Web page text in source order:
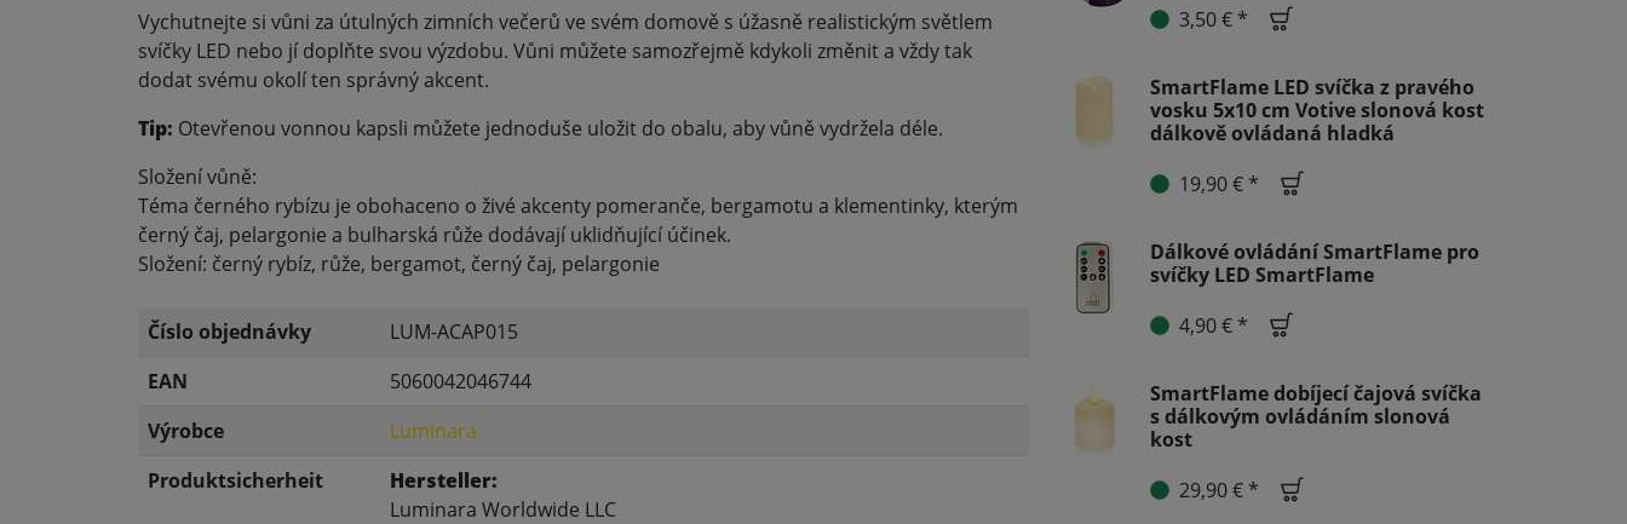
Vychutnejte si vůni za útulných zimních večerů ve svém domově s úžasně realistickým světlem
svíčky LED nebo jí doplňte svou výzdobu. Vůni můžete samozřejmě kdykoli změnit a vždy tak
dodat svému okolí ten správný akcent.
Tip: Otevřenou vonnou kapsli můžete jednoduše uložit do obalu, aby vůně vydržela déle.
Složení vůně:
Téma černého rybízu je obohaceno o živé akcenty pomeranče, bergamotu a klementinky, kterým
černý čaj, pelargonie a bulharská růže dodávají uklidňující účinek.
Složení: černý rybíz, růže, bergamot, černý čaj, pelargonie
Číslo objednávky
LUM-ACAP015
EAN
5060042046744
Výrobce
Luminara
Produktsicherheit
Hersteller:
Luminara Worldwide LLC
3,50 € *
SmartFlame LED svíčka z pravého
vosku 5x10 cm Votive slonová kost
dálkově ovládaná hladká
19,90 € *
Dálkové ovládání SmartFlame pro
svíčky LED SmartFlame
4,90 € *
SmartFlame dobíjecí čajová svíčka
s dálkovým ovládáním slonová
kost
29,90 € *